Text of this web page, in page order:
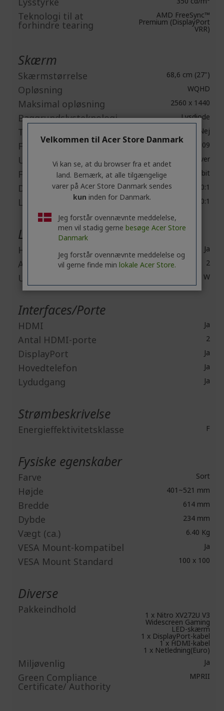
Teknologi til at
forhindre tearing
AMD FreeSync™
Premium (DisplayPort
VRR)
Skærm
Skærmstørrelse 68,6 cm (27")
Opløsning WQHD
Maksimal opløsning 2560 x 1440
Baggrundslysteknologi Lysdiode
Touchskærm Nej
Formatforhold 16:09
Understøttet farve 16.7 millioner farver
Farvedybde 8-bit
Dynamic Contrast Ratio 100,000,000:1
Lokalt kontrastforhold 1,000:1
Lyd
Højttalere Ja
Antal højttalere 2
Udgangsstrøm 2 W
Interfaces/Porte
HDMI Ja
Antal HDMI-porte 2
DisplayPort Ja
Hovedtelefon Ja
Lydudgang Ja
Strømbeskrivelse
Energieffektivitetsklasse F
Fysiske egenskaber
Farve Sort
Højde 401~521 mm
Bredde 614 mm
Dybde 234 mm
Vægt (ca.) 6.40 Kg
VESA Mount-kompatibel Ja
VESA Mount Standard 100 x 100
Diverse
Pakkeindhold 1 x Nitro XV272U V3
Widescreen Gaming
LED-skærm
1 x DisplayPort-kabel
1 x HDMI-kabel
1 x Netledning(Euro)
Miljøvenlig Ja
Green Compliance
Certificate/ Authority
MPRII
Velkommen til Acer Store Danmark
Vi kan se, at du browser fra et andet
land. Bemærk, at alle tilgængelige
varer på Acer Store Danmark sendes
kun inden for Danmark.
Jeg forstår ovennævnte meddelelse,
men vil stadig gerne besøge Acer Store
Danmark
Jeg forstår ovennævnte meddelelse og
vil gerne finde min lokale Acer Store.